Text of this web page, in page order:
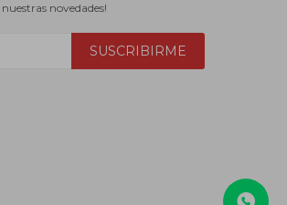
novedades!
SUSCRIBIRME